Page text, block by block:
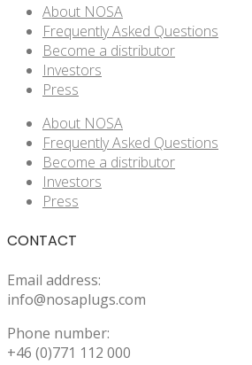
About NOSA
Frequently Asked Questions
Become a distributor
Investors
Press
About NOSA
Frequently Asked Questions
Become a distributor
Investors
Press
CONTACT
Email address:
info@nosaplugs.com
Phone number:
+46 (0)771 112 000